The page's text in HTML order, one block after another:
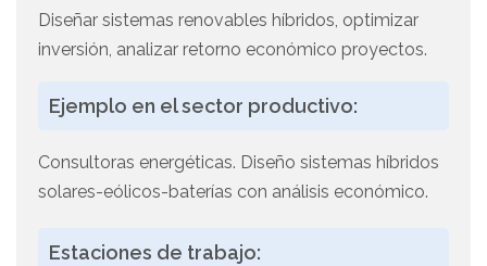
Diseñar sistemas renovables híbridos, optimizar
inversión, analizar retorno económico proyectos.
Ejemplo en el sector productivo:
Consultoras energéticas. Diseño sistemas híbridos
solares-eólicos-baterías con análisis económico.
Estaciones de trabajo: